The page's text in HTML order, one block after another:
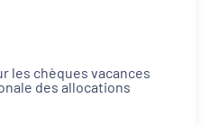
les chèques vacances
des allocations